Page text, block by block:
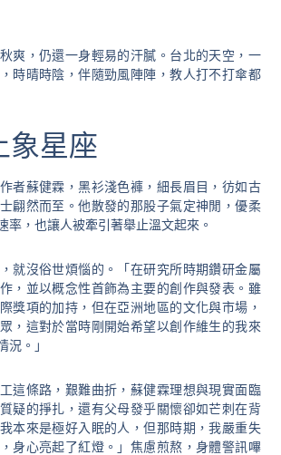
爽，仍還一身輕易的汗膩。台北的天空，一
時晴時陰，伴隨勁風陣陣，教人打不打傘都
象星座
者蘇健霖，黑衫淺色褲，細長眉目，彷如古
翩然而至。他散發的那股子氣定神閒，優柔
率，也讓人被牽引著舉止溫文起來。
就沒俗世煩惱的。「在研究所時期鑽研金屬
，並以概念性首飾為主要的創作與發表。雖
獎項的加持，但在亞洲地區的文化與市場，
，這對於當時剛開始希望以創作維生的我來
況。」
這條路，艱難曲折，蘇健霖理想與現實面臨
疑的掙扎，還有父母發乎關懷卻如芒刺在背
本來是極好入眠的人，但那時期，我嚴重失
身心亮起了紅燈。」焦慮煎熬，身體警訊嗶